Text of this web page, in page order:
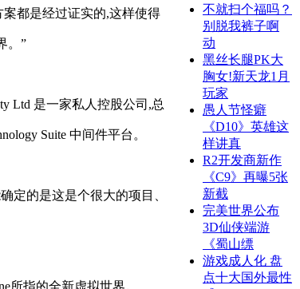
案都是经过证实的,这样使得
。”
Ltd 是一家私人控股公司,总
Suite 中间件平台。
定的是这是个很大的项目、
所指的全新虚拟世界。
不就扫个福吗？
别脱我裤子啊
动
黑丝长腿PK大
胸女!新天龙1月
玩家
愚人节怪癖
《D10》英雄这
样讲真
R2开发商新作
《C9》再曝5张
新截
完美世界公布
3D仙侠端游
《蜀山缥
游戏成人化 盘
点十大国外最性